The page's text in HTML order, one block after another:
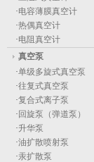
·电容薄膜真空计
·热偶真空计
·电阻真空计
真空泵
·单级多旋式真空泵
·往复式真空泵
·复合式离子泵
· 回旋泵（弹道泵）
·升华泵
·油扩散喷射泵
·汞扩散泵